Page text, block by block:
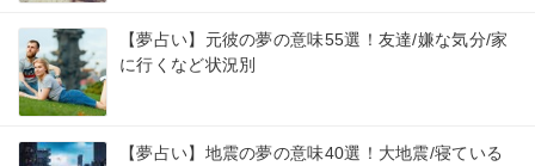
【夢占い】元彼の夢の意味55選！友達/嫌な気分/家
に行くなど状況別
【夢占い】地震の夢の意味40選！大地震/寝ている